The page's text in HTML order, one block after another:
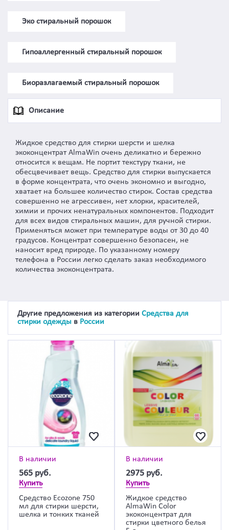
Эко стиральный порошок
Гипоаллергенный стиральный порошок
Биоразлагаемый стиральный порошок
Описание
Жидкое средство для стирки шерсти и шелка
экоконцентрат AlmaWin очень деликатно и бережно
относится к вещам. Не портит текстуру ткани, не
обесцвечивает вещь. Средство для стирки выпускается
в форме концентрата, что очень экономно и выгодно,
хватает на большее количество стирок. Состав средства
совершенно не агрессивен, нет хлорки, красителей,
химии и прочих ненатуральных компонентов. Подходит
для всех видов стиральных машин, для ручной стирки.
Применяться может при температуре воды от 30 до 40
градусов. Концентрат совершенно безопасен, не
наносит вред природе. По указанному номеру
телефона в России легко сделать заказ необходимого
количества экоконцентрата.
Другие предложения из категории Средства для
стирки одежды в России
В наличии
565 руб.
Купить
Средство Ecozone 750
мл для стирки шерсти,
шелка и тонких тканей
В наличии
2975 руб.
Купить
Жидкое средство
AlmaWin Color
экоконцентрат для
стирки цветного белья